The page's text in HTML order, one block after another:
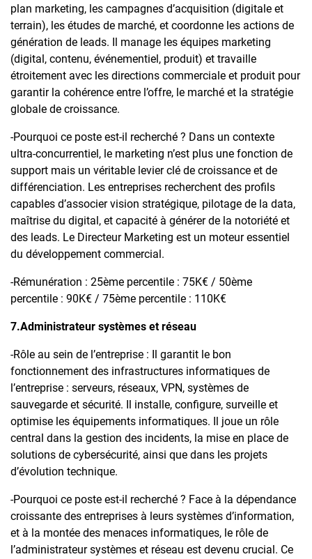
plan marketing, les campagnes d’acquisition (digitale et
terrain), les études de marché, et coordonne les actions de
génération de leads. Il manage les équipes marketing
(digital, contenu, événementiel, produit) et travaille
étroitement avec les directions commerciale et produit pour
garantir la cohérence entre l’offre, le marché et la stratégie
globale de croissance.
-Pourquoi ce poste est-il recherché ? Dans un contexte
ultra-concurrentiel, le marketing n’est plus une fonction de
support mais un véritable levier clé de croissance et de
différenciation. Les entreprises recherchent des profils
capables d’associer vision stratégique, pilotage de la data,
maîtrise du digital, et capacité à générer de la notoriété et
des leads. Le Directeur Marketing est un moteur essentiel
du développement commercial.
-Rémunération : 25ème percentile : 75K€ / 50ème
percentile : 90K€ / 75ème percentile : 110K€
7.Administrateur systèmes et réseau
-Rôle au sein de l’entreprise : Il garantit le bon
fonctionnement des infrastructures informatiques de
l’entreprise : serveurs, réseaux, VPN, systèmes de
sauvegarde et sécurité. Il installe, configure, surveille et
optimise les équipements informatiques. Il joue un rôle
central dans la gestion des incidents, la mise en place de
solutions de cybersécurité, ainsi que dans les projets
d’évolution technique.
-Pourquoi ce poste est-il recherché ? Face à la dépendance
croissante des entreprises à leurs systèmes d’information,
et à la montée des menaces informatiques, le rôle de
l’administrateur systèmes et réseau est devenu crucial. Ce